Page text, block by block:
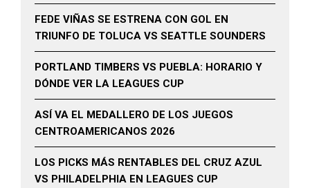
FEDE VIÑAS SE ESTRENA CON GOL EN
TRIUNFO DE TOLUCA VS SEATTLE SOUNDERS
PORTLAND TIMBERS VS PUEBLA: HORARIO Y
DÓNDE VER LA LEAGUES CUP
ASÍ VA EL MEDALLERO DE LOS JUEGOS
CENTROAMERICANOS 2026
LOS PICKS MÁS RENTABLES DEL CRUZ AZUL
VS PHILADELPHIA EN LEAGUES CUP